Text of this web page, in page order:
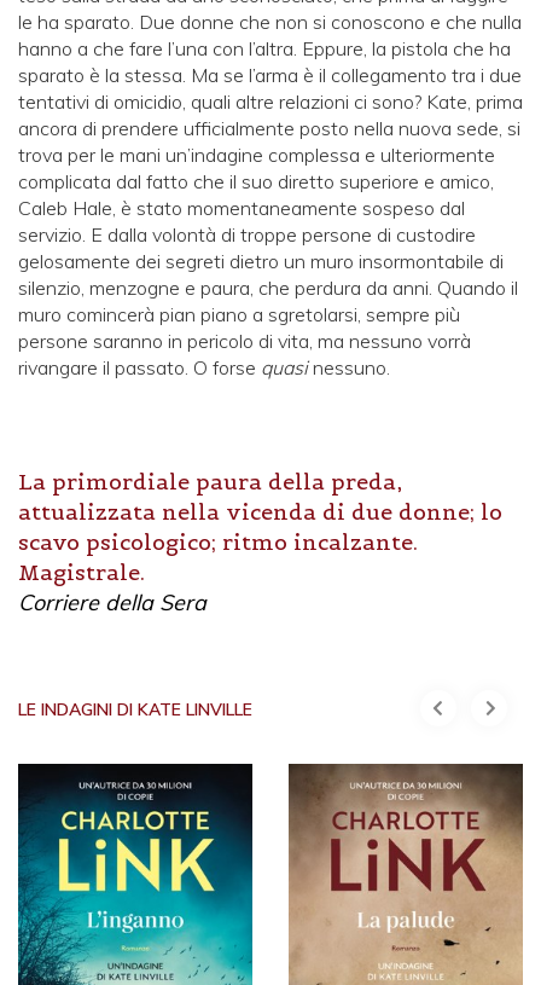
le ha sparato. Due donne che non si conoscono e che nulla
hanno a che fare l’una con l’altra. Eppure, la pistola che ha
sparato è la stessa. Ma se l’arma è il collegamento tra i due
tentativi di omicidio, quali altre relazioni ci sono? Kate, prima
ancora di prendere ufficialmente posto nella nuova sede, si
trova per le mani un’indagine complessa e ulteriormente
complicata dal fatto che il suo diretto superiore e amico,
Caleb Hale, è stato momentaneamente sospeso dal
servizio. E dalla volontà di troppe persone di custodire
gelosamente dei segreti dietro un muro insormontabile di
silenzio, menzogne e paura, che perdura da anni. Quando il
muro comincerà pian piano a sgretolarsi, sempre più
persone saranno in pericolo di vita, ma nessuno vorrà
rivangare il passato. O forse quasinessuno.
La primordiale paura della preda,
attualizzata nella vicenda di due donne; lo
scavo psicologico; ritmo incalzante.
Magistrale.
Corriere della Sera
LE INDAGINI DI KATE LINVILLE